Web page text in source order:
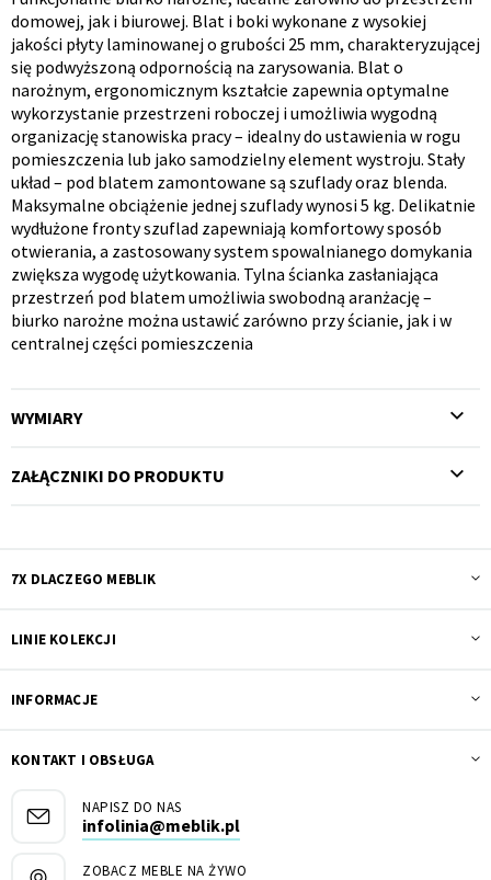
Opis
produktu
domowej, jak i biurowej. Blat i boki wykonane z wysokiej
jakości płyty laminowanej o grubości 25 mm, charakteryzującej
się podwyższoną odpornością na zarysowania. Blat o
narożnym, ergonomicznym kształcie zapewnia optymalne
wykorzystanie przestrzeni roboczej i umożliwia wygodną
organizację stanowiska pracy – idealny do ustawienia w rogu
pomieszczenia lub jako samodzielny element wystroju. Stały
układ – pod blatem zamontowane są szuflady oraz blenda.
Maksymalne obciążenie jednej szuflady wynosi 5 kg. Delikatnie
wydłużone fronty szuflad zapewniają komfortowy sposób
otwierania, a zastosowany system spowalnianego domykania
zwiększa wygodę użytkowania. Tylna ścianka zasłaniająca
przestrzeń pod blatem umożliwia swobodną aranżację –
biurko narożne można ustawić zarówno przy ścianie, jak i w
centralnej części pomieszczenia
WYMIARY
ZAŁĄCZNIKI DO PRODUKTU
7X DLACZEGO MEBLIK
LINIE KOLEKCJI
INFORMACJE
KONTAKT I OBSŁUGA
NAPISZ DO NAS
infolinia@meblik.pl
ZOBACZ MEBLE NA ŻYWO
Krzesło i fotel Wszystkie meble